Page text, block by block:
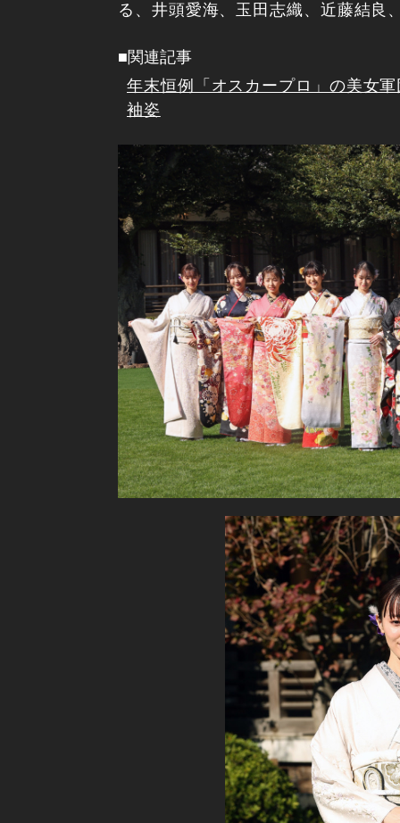
る、井頭愛海、玉田志織、近藤結良
■関連記事
年末恒例「オスカープロ」の美女
袖姿